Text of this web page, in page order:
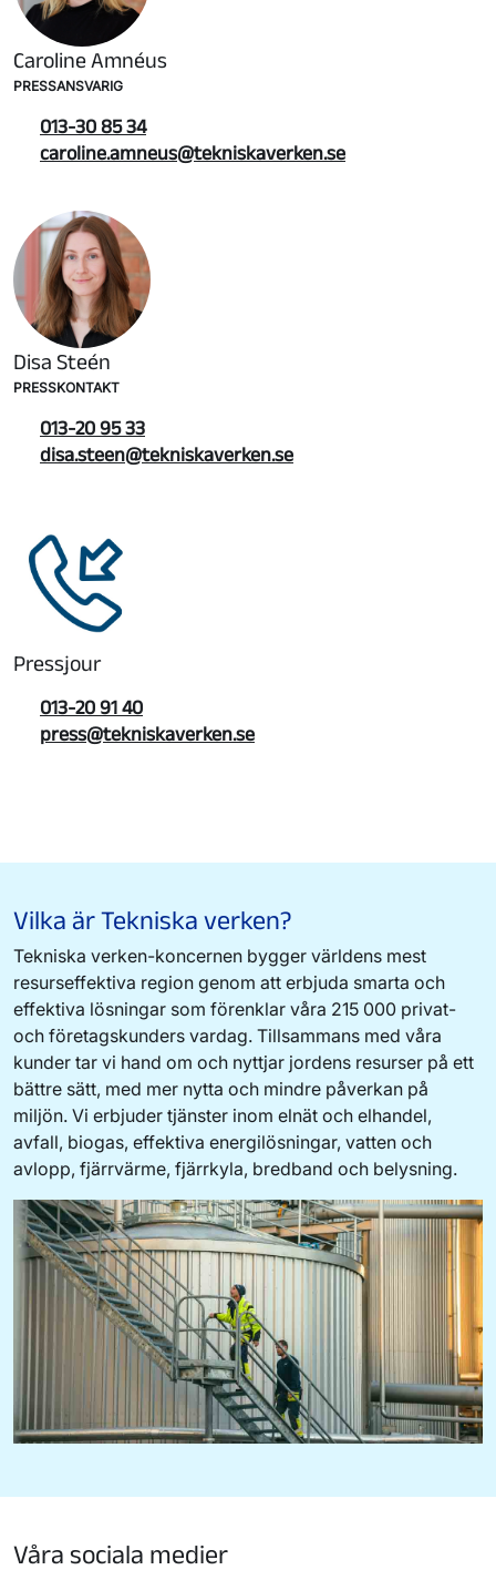
Caroline Amnéus
PRESSANSVARIG
013-30 85 34
caroline.amneus@tekniskaverken.se
Disa Steén
PRESSKONTAKT
013-20 95 33
disa.steen@tekniskaverken.se
Pressjour
013-20 91 40
press@tekniskaverken.se
Vilka är Tekniska verken?
Tekniska verken-koncernen bygger världens mest
resurseffektiva region genom att erbjuda smarta och
effektiva lösningar som förenklar våra 215 000 privat-
och företagskunders vardag. Tillsammans med våra
kunder tar vi hand om och nyttjar jordens resurser på ett
bättre sätt, med mer nytta och mindre påverkan på
miljön. Vi erbjuder tjänster inom elnät och elhandel,
avfall, biogas, effektiva energilösningar, vatten och
avlopp, fjärrvärme, fjärrkyla, bredband och belysning.
Våra sociala medier